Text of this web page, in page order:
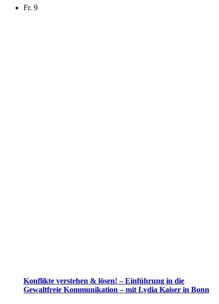
Fr. 9
Konflikte verstehen & lösen! – Einführung in die
Gewaltfreie Kommunikation – mit Lydia Kaiser in Bonn